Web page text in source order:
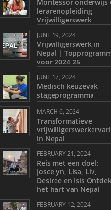
Montessorionderwijs
lerarenopleiding
Vrijwilligerswerk
JUNE 19, 2024
Vrijwilligerswerk in
Nepal |
voor 2024-25
JUNE 17, 2024
Medisch keuzevak
stageprogramma
MARCH 6, 2024
Transformatieve
in Nepal
FEBRUARY 21, 2024
Reis met een doel:
Joscelyn, Lisa, Liv,
Desiree en Isis Ontdek
het hart van Nepal
FEBRUARY 12, 2024